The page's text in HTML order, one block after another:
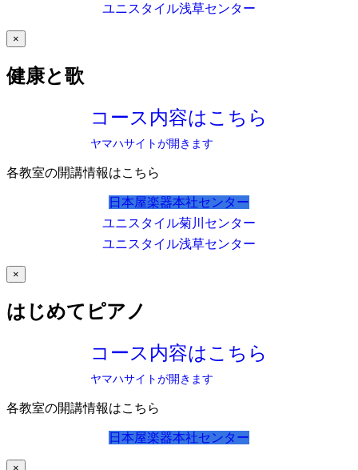
ユニスタイル浅草センター
×
健康と歌
コース内容はこちら
ヤマハサイトが開きます
各教室の開講情報はこちら
日本屋楽器本社センター
ユニスタイル菊川センター
ユニスタイル浅草センター
×
はじめてピアノ
コース内容はこちら
ヤマハサイトが開きます
各教室の開講情報はこちら
日本屋楽器本社センター